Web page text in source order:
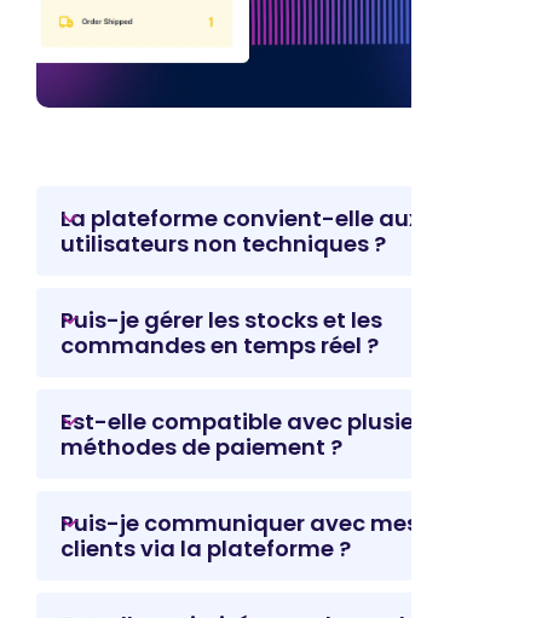
La plateforme convient-elle aux
utilisateurs non techniques ?
Puis-je gérer les stocks et les
commandes en temps réel ?
Est-elle compatible avec plusieurs
méthodes de paiement ?
Puis-je communiquer avec mes
clients via la plateforme ?